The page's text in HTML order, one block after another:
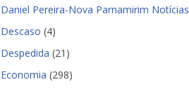
Daniel Pereira-Nova Parnamirim Notícias
Descaso (4)
Despedida (21)
Economia (298)